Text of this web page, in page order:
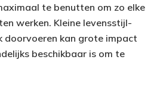
te benutten om zo elke
werken. Kleine levensstijl-
doorvoeren kan grote impact
beschikbaar is om te